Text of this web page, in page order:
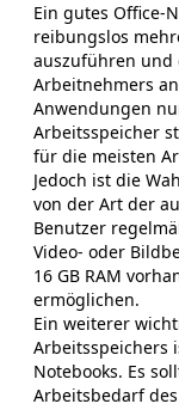
Ein gutes Office-
reibungslos
auszuführen und
Arbeitnehmers
Anwendungen
Arbeitsspeicher
für die meisten
Jedoch ist die
von der Art der
Benutzer
Video- oder
16 GB RAM
ermöglichen.
Ein weiterer
Arbeitsspeichers
Notebooks. Es
Arbeitsbedarf